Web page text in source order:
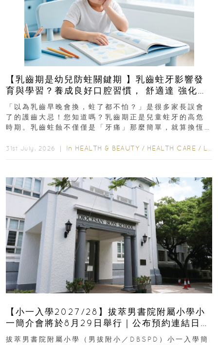
【乳齒期是幼兒防蛀關鍵期 】乳齒蛀牙影響發
育與學習？養成良好口腔習慣， 舒適達 強化琺
瑯質 兒童牙膏防護指南
「以為乳齒早晚會換，蛀了都不怕？」是很多家長誤會
了的護齒大忌！您知道嗎？乳齒期正是兒童蛀牙的高危
時期。乳齒蛀蝕不僅僅是「牙痛」那麼簡單，就算換恆
31st July, 2026 ｜ In HEALTH & BEAUTY / HEALTH CARE / LIFESTYLE
【小一入學2027/28】拔萃男書院附屬小學小
一簡介會將於8月29日舉行｜公布預約連結日期
｜更設有網上重溫
拔萃男書院附屬小學（男拔附小／DBSPD）小一入學簡